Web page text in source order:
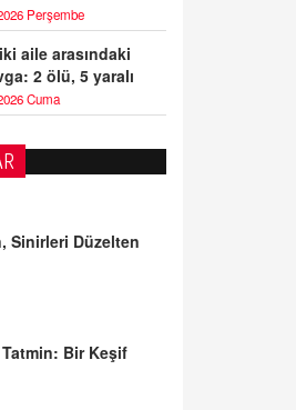
Perşembe
aile arasındaki
2 ölü, 5 yaralı
Cuma
Sinirleri Düzelten
Bir Keşif